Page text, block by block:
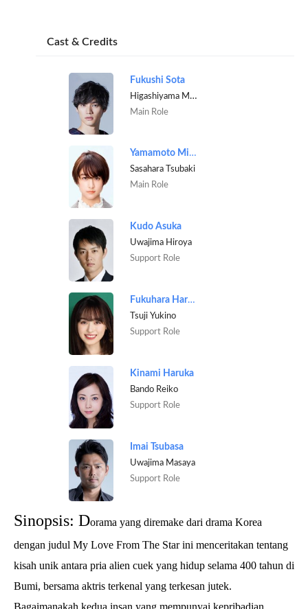
Cast & Credits
Fukushi Sota
Higashiyama Mitsuru
Main Role
Yamamoto Mizuki
Sasahara Tsubaki
Main Role
Kudo Asuka
Uwajima Hiroya
Support Role
Fukuhara Haruka
Tsuji Yukino
Support Role
Kinami Haruka
Bando Reiko
Support Role
Imai Tsubasa
Uwajima Masaya
Support Role
Sinopsis: Dorama yang diremake dari drama Korea
dengan judul My Love From The Star ini menceritakan tentang
kisah unik antara pria alien cuek yang hidup selama 400 tahun di
Bumi, bersama aktris terkenal yang terkesan jutek.